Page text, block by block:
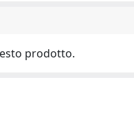
prodotto.